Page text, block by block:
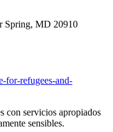
Spring, MD 20910
for-refugees-and-
con servicios apropiados
sensibles.